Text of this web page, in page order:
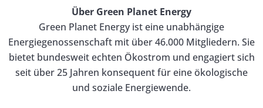
Über Green Planet Energy
Green Planet Energy ist eine unabhängige
Energiegenossenschaft mit über 46.000 Mitgliedern. Sie
bietet bundesweit echten Ökostrom und engagiert sich
seit über 25 Jahren konsequent für eine ökologische
und soziale Energiewende.